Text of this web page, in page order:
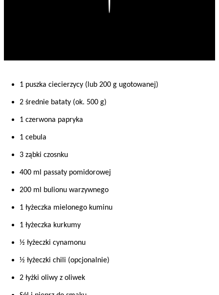
1 puszka ciecierzycy (lub 200 g ugotowanej)
2 średnie bataty (ok. 500 g)
1 czerwona papryka
1 cebula
3 ząbki czosnku
400 ml passaty pomidorowej
200 ml bulionu warzywnego
1 łyżeczka mielonego kuminu
1 łyżeczka kurkumy
½ łyżeczki cynamonu
½ łyżeczki chili (opcjonalnie)
2 łyżki oliwy z oliwek